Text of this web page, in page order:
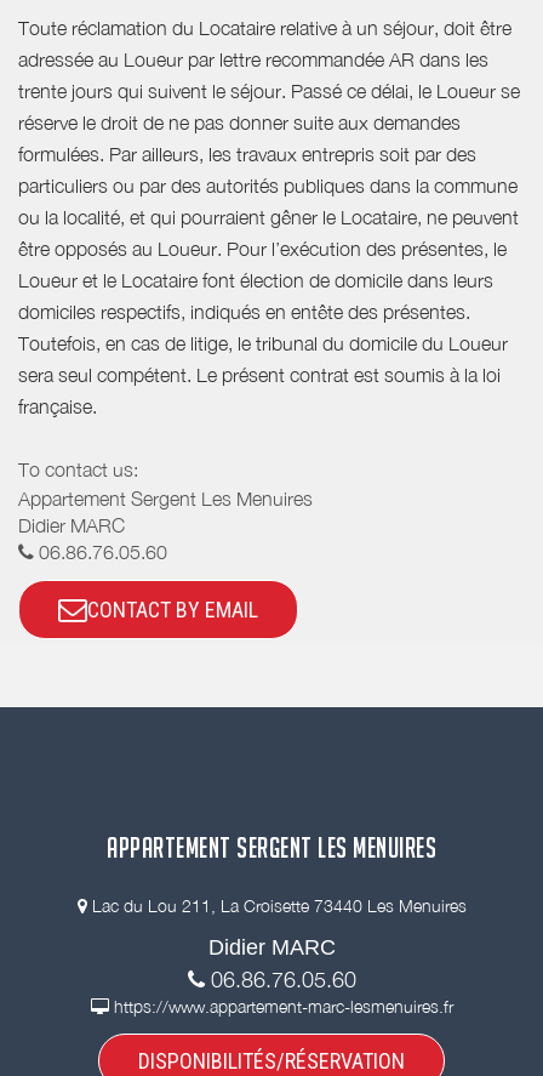
Toute réclamation du Locataire relative à un séjour, doit être
adressée au Loueur par lettre recommandée AR dans les
trente jours qui suivent le séjour. Passé ce délai, le Loueur se
réserve le droit de ne pas donner suite aux demandes
formulées. Par ailleurs, les travaux entrepris soit par des
particuliers ou par des autorités publiques dans la commune
ou la localité, et qui pourraient gêner le Locataire, ne peuvent
être opposés au Loueur. Pour l’exécution des présentes, le
Loueur et le Locataire font élection de domicile dans leurs
domiciles respectifs, indiqués en entête des présentes.
Toutefois, en cas de litige, le tribunal du domicile du Loueur
sera seul compétent. Le présent contrat est soumis à la loi
française.
To contact us:
Appartement Sergent Les Menuires
Didier MARC
06.86.76.05.60
CONTACT BY EMAIL
APPARTEMENT SERGENT LES MENUIRES
Lac du Lou 211, La Croisette 73440 Les Menuires
Didier MARC
06.86.76.05.60
https://www.appartement-marc-lesmenuires.fr
DISPONIBILITÉS/RÉSERVATION